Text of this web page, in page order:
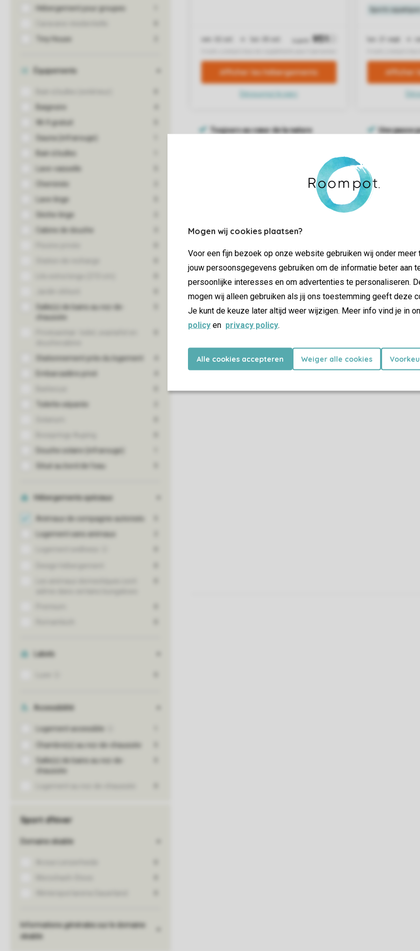
Mogen wij cookies plaatsen?
Voor een fijn bezoek op onze website gebruiken wij onder meer
jouw persoonsgegevens gebruiken om de informatie beter aan
persoonlijke interesses en om advertenties te personaliseren.
mogen wij alleen gebruiken als jij ons toestemming geeft deze
Je kunt de keuze later altijd weer wijzigen. Meer info vind je in
policy en privacy policy.
Alle cookies accepteren Weiger alle cookies